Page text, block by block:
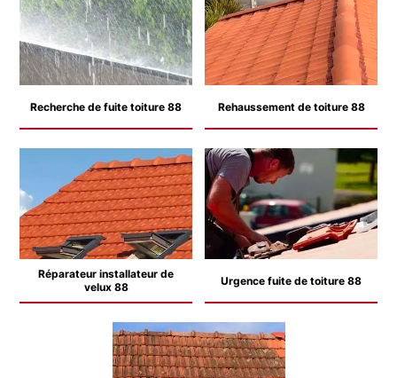
Recherche de fuite toiture 88 Rehaussement de toiture 88
Réparateur installateur de
velux 88
Urgence fuite de toiture 88